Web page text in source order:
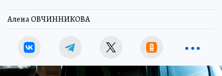
Алена ОВЧИННИКОВА